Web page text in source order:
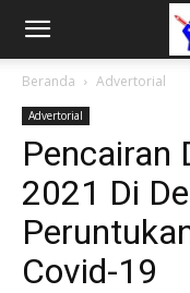
Beranda Advertorial
Advertorial
Pencairan
2021 Di
Covid-19